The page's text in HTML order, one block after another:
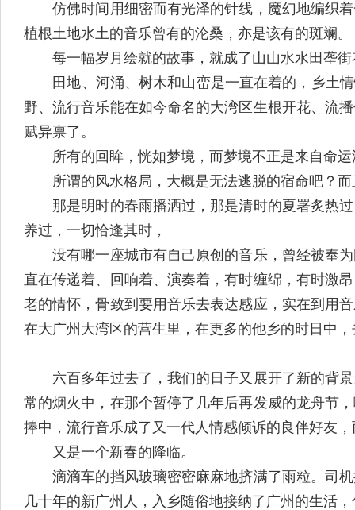
仿佛时间用细密而有光泽的针线，魔幻地编织着
植根土地水土的音乐曾有的沦桑，亦是该有的斑斓。
每一幅岁月绘就的故事，就成了山山水水田垄街
田地、河涌、树木和山峦是一直在着的，乡土情
野、流行音乐能在如今命名的大湾区生根开花、流
赋异禀了。
所有的回眸，恍如梦境，而梦境不正是来自命运
所谓的风水格局，大概是无法逃脱的宿命吧？而
那是明时的春雨播洒过，那是清时的夏署炙热过
养过，一切恰逢其时，
没有哪一座城市有自己原创的音乐，曾经被奉为
直在传递着、回响着、演奏着，有时缠绵，有时激
老的情怀，骨致到要用音乐去表达感应，实在到用
在大广州大湾区的营生里，在更多的他乡的时日中
六百多年过去了，我们的日子又展开了新的背景
常的烟火中，在那个暂停了几年后再发威的龙舟节
捧中，流行音乐成了又一代人情感倾诉的良伴好友
又是一个新春的降临。
滴滴车的挡风玻璃密密麻麻地挤满了雨粒。司机
几十年的新广州人，入乡随俗地接纳了广州的生活